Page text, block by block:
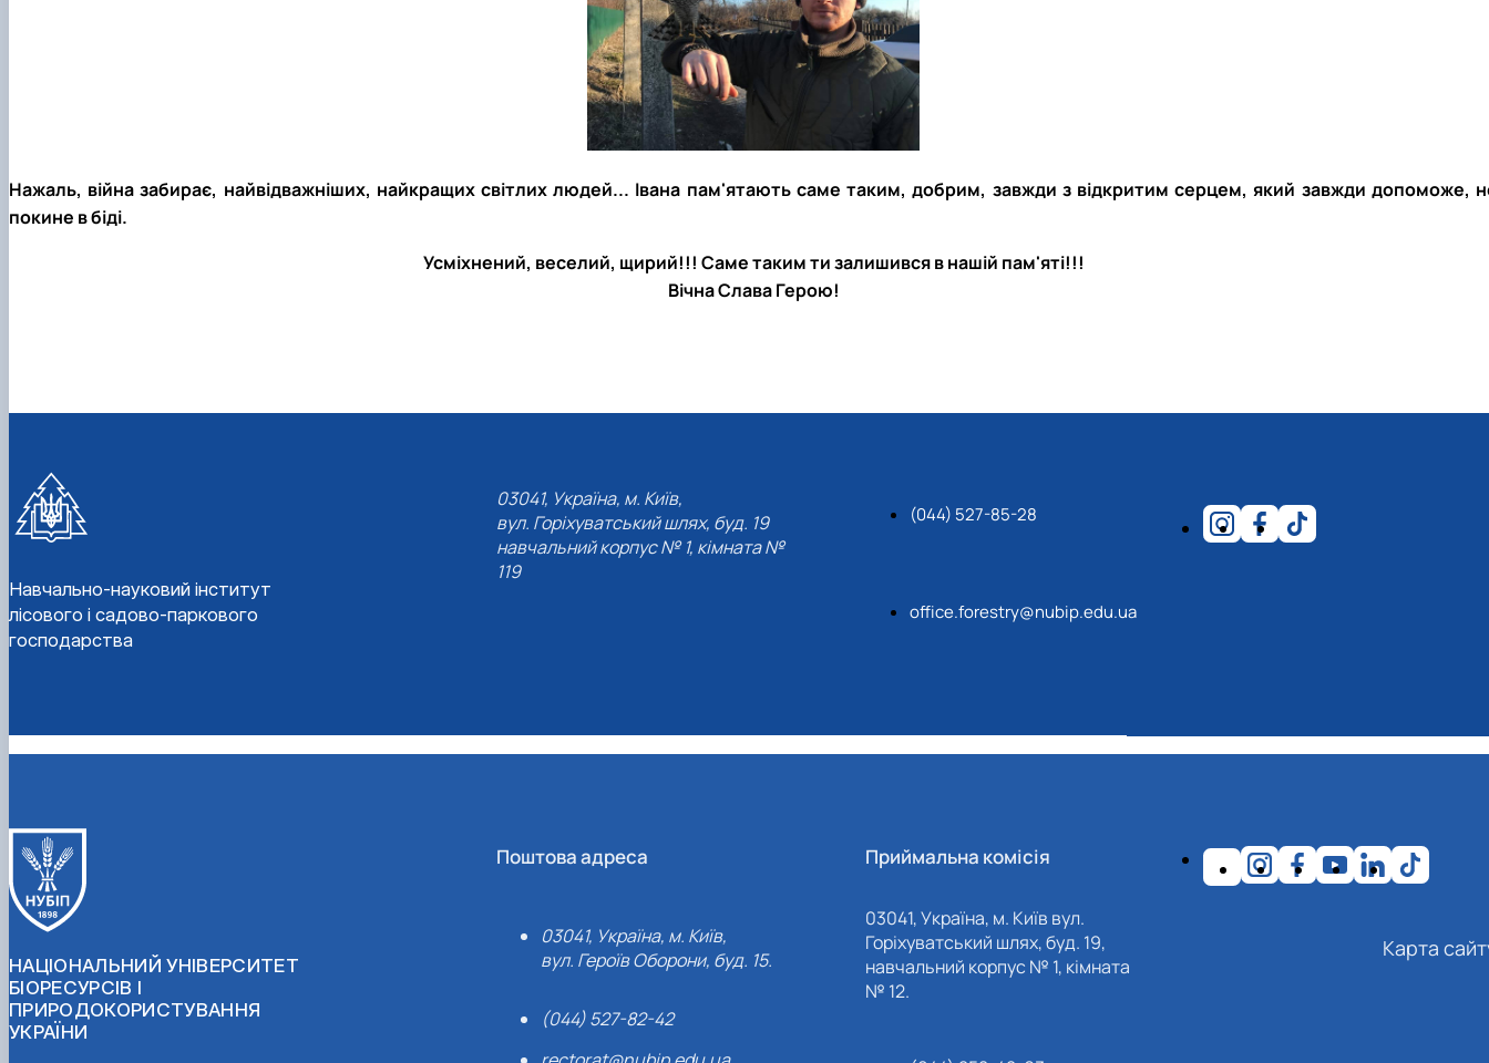
Нажаль, війна забирає, найвідважніших, найкращих світлих людей... Івана пам'ятають саме таким, добрим, завжди з відкритим серцем, який завжди допоможе,
покине в біді.
Усміхнений, веселий, щирий!!! Саме таким ти залишився в нашій пам'яті!!!
Вічна Слава Герою!
Навчально-науковий інститут
лісового і садово-паркового
господарства
03041, Україна, м. Київ,
вул. Горіхуватський шлях, буд. 19
навчальний корпус № 1, кімната №
119
(044) 527-85-28
office.forestry@nubip.edu.ua
НАЦІОНАЛЬНИЙ УНІВЕРСИТЕТ
БІОРЕСУРСІВ І
ПРИРОДОКОРИСТУВАННЯ
УКРАЇНИ
Поштова адреса
03041, Україна, м. Київ,
вул. Героїв Оборони, буд. 15.
(044) 527-82-42
Приймальна комісія
03041, Україна, м. Київ вул.
Горіхуватський шлях, буд. 19,
навчальний корпус № 1, кімната
№ 12.
Карта